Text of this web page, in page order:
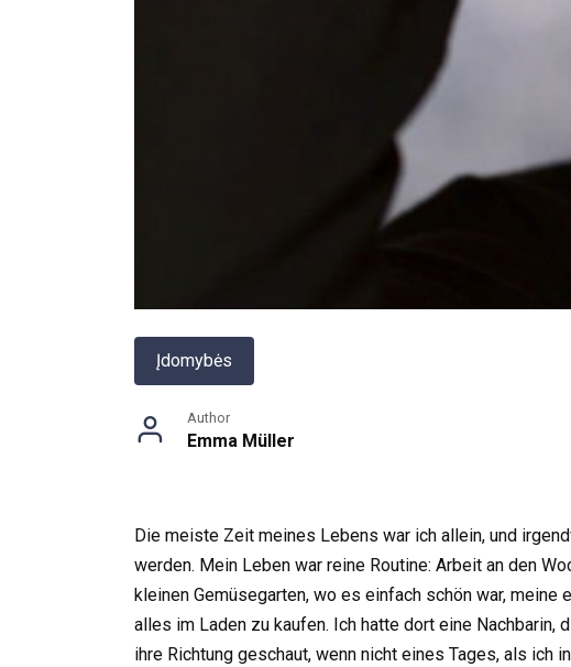
Įdomybės
Author
Emma Müller
Die meiste Zeit meines Lebens war ich allein, und
werden. Mein Leben war reine Routine: Arbeit an den
kleinen Gemüsegarten, wo es einfach schön war,
alles im Laden zu kaufen. Ich hatte dort eine
ihre Richtung geschaut, wenn nicht eines Tages, als ich